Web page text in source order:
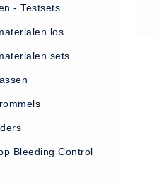
(11)
- Testsets
los
sets
Bleeding Control